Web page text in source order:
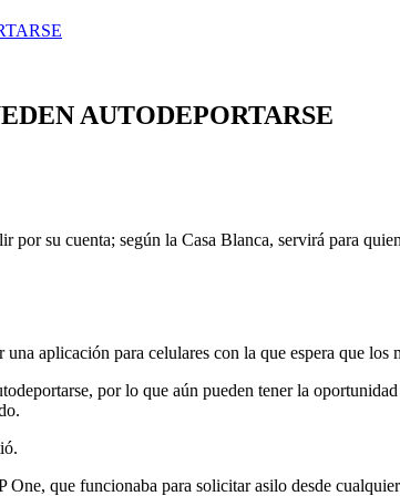
AUTODEPORTARSE
su cuenta; según la Casa Blanca, servirá para
aplicación para celulares con la que espera que los
por lo que aún pueden tener la
que funcionaba para solicitar asilo desde